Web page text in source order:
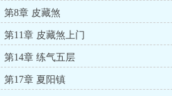
第8章 皮藏煞
第11章 皮藏煞上门
第14章 练气五层
第17章 夏阳镇